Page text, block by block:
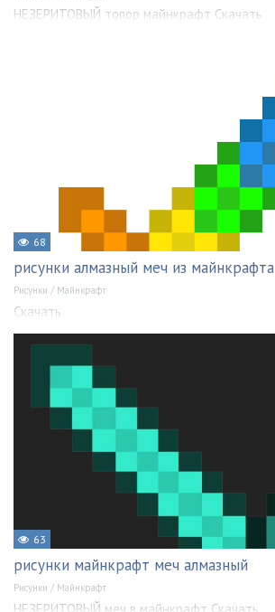
НЕЗЕРИТОВЫЙ топор майнкрафт Скачать
68
рисунки алмазный меч из майнкрафта
Рисунки / Майнкрафт
Скачать
63
рисунки майнкрафт меч алмазный
Рисунки / Майнкрафт